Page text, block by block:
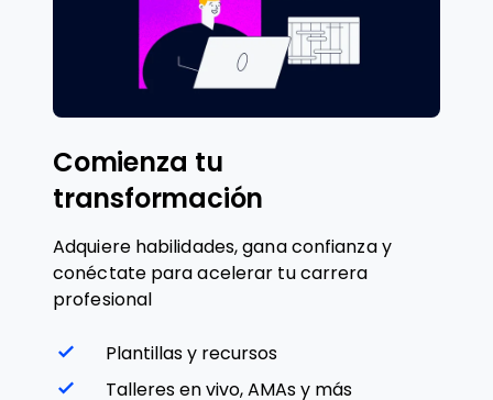
Comienza tu
transformación
Adquiere habilidades, gana confianza y
conéctate para acelerar tu carrera
profesional
Plantillas y recursos
Talleres en vivo, AMAs y más